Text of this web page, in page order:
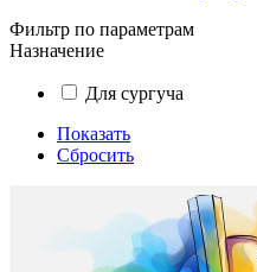
Фильтр по параметрам
Назначение
Для сургуча
Показать
Сбросить